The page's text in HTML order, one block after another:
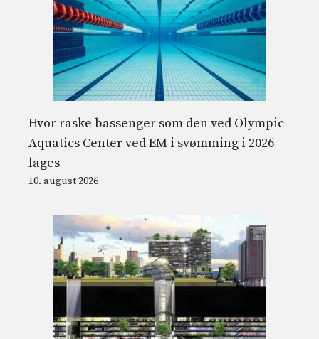
Hvor raske bassenger som den ved Olympic
Aquatics Center ved EM i svømming i 2026
lages
10. august 2026